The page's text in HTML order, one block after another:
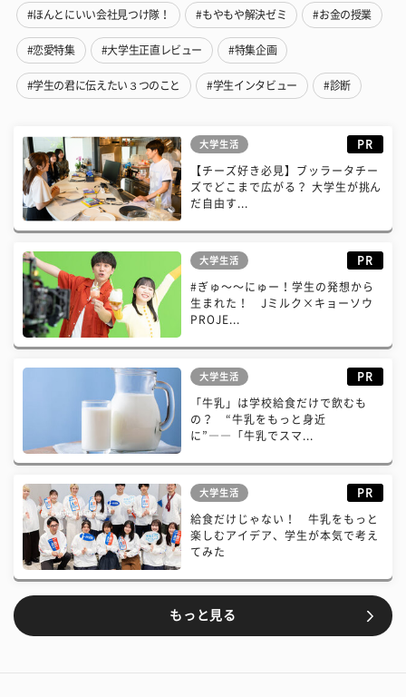
#ほんとにいい会社見つけ隊！ #もやもや解決ゼミ #お金の授業
#恋愛特集 #大学生正直レビュー #特集企画
#学生の君に伝えたい３つのこと #学生インタビュー #診断
大学生活 PR
【チーズ好き必見】ブッラータチー
ズでどこまで広がる？ 大学生が挑ん
だ自由す...
大学生活 PR
#ぎゅ〜〜にゅー！学生の発想から
生まれた！ Jミルク×キョーソウ
PROJE...
大学生活 PR
「牛乳」は学校給食だけで飲むも
の？ “牛乳をもっと身近
に”――「牛乳でスマ...
大学生活 PR
給食だけじゃない！ 牛乳をもっと
楽しむアイデア、学生が本気で考え
てみた
もっと見る